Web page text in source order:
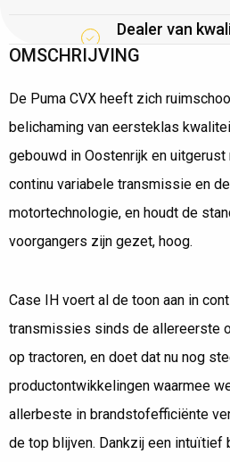
Dealer van
OMSCHRIJVING
De Puma CVX heeft zich
belichaming van eersteklas
gebouwd in Oostenrijk en
continu variabele transmissie en
motortechnologie, en houdt de
voorgangers zijn gezet, hoog.
Case IH voert al de toon aan in
transmissies sinds de allereerste
op tractoren, en doet dat nu nog
productontwikkelingen waarmee
allerbeste in brandstofefficiënte
de top blijven. Dankzij een